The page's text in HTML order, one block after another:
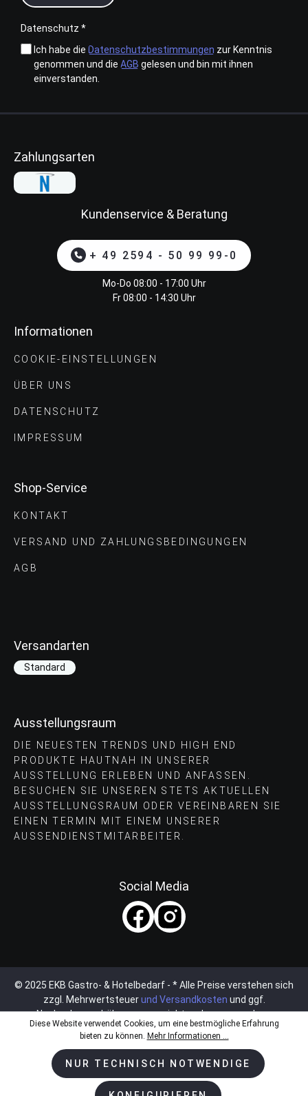
Datenschutz *
Ich habe die Datenschutzbestimmungen zur Kenntnis
genommen und die AGB gelesen und bin mit ihnen
einverstanden.
Zahlungsarten
Kundenservice & Beratung
+ 49 2594 - 50 99 99-0
Mo-Do 08:00 - 17:00 Uhr
Fr 08:00 - 14:30 Uhr
Informationen
COOKIE-EINSTELLUNGEN
ÜBER UNS
DATENSCHUTZ
IMPRESSUM
Shop-Service
KONTAKT
VERSAND UND ZAHLUNGS­BEDINGUNGEN
AGB
Versandarten
Standard
Ausstellungsraum
DIE NEUESTEN TRENDS UND HIGH END
PRODUKTE HAUTNAH IN UNSERER
AUSSTELLUNG ERLEBEN UND ANFASSEN.
BESUCHEN SIE UNSEREN STETS AKTUELLEN
AUSSTELLUNGSRAUM ODER VEREINBAREN SIE
EINEN TERMIN MIT EINEM UNSERER
AUSSENDIENSTMITARBEITER.
Social Media
© 2025 EKB Gastro- & Hotelbedarf - * Alle Preise verstehen sich
zzgl. Mehrwertsteuerund Versandkosten und ggf.
Nachnahmegebühren, wenn nicht anders angegeben.
Diese Website verwendet Cookies, um eine bestmögliche Erfahrung
bieten zu können. Mehr Informationen ...
NUR TECHNISCH NOTWENDIGE